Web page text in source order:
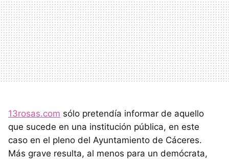
13rosas.com sólo pretendía informar de aquello
que sucede en una institución pública, en este
caso en el pleno del Ayuntamiento de Cáceres.
Más grave resulta, al menos para un demócrata,